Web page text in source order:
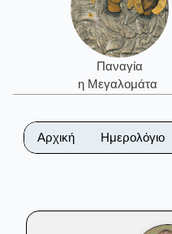
Παναγία
η Μεγαλομάτα
Αρχική Ημερολόγιο